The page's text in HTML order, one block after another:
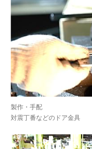
製作・手配
対震丁番などのドア金具